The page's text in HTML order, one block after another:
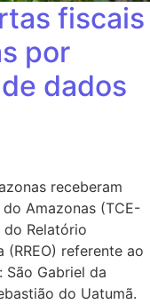
fiscais
por
dados
receberam
Amazonas (TCE-
Relatório
(RREO) referente ao
São Gabriel da
do Uatumã.